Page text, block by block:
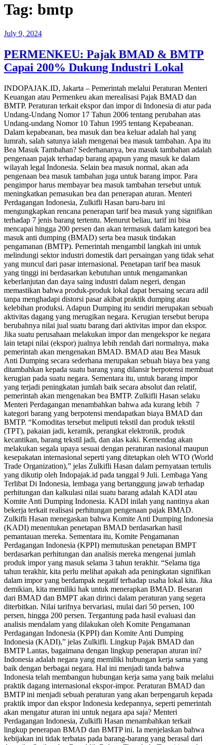
Tag: bmtp
July 9, 2024
PERMENKEU: Pajak BMAD & BMTP
Capai 200% Dukung Industri Lokal
INDOPAJAK.ID, Jakarta – Pemerintah melalui Peraturan Menteri
Keuangan atau Permenkeu akan merealisasi Pajak BMAD dan
BMTP. Peraturan terkait ekspor dan impor di Indonesia di atur pada
Undang-Undang Nomor 17 Tahun 2006 tentang perubahan atas
Undang-undang Nomor 10 Tahun 1995 tentang Kepabeanan.
Dalam kepabeanan, bea masuk dan bea keluar adalah hal yang
lumrah, salah satunya ialah mengenai bea masuk tambahan. Apa itu
Bea Masuk Tambahan? Sederhananya, bea masuk tambahan adalah
pengenaan pajak terhadap barang apapun yang masuk ke dalam
wilayah legal Indonesia. Selain bea masuk normal, akan ada
pengenaan bea masuk tambahan juga untuk barang impor. Para
pengimpor harus membayar bea masuk tambahan tersebut untuk
meningkatkan pemasukan bea dan penerapan aturan. Menteri
Perdagangan Indonesia, Zulkifli Hasan baru-baru ini
mengungkapkan rencana penerapan tarif bea masuk yang signifikan
terhadap 7 jenis barang tertentu. Menurut beliau, tarif ini bisa
mencapai hingga 200 persen dan akan termasuk dalam kategori bea
masuk anti dumping (BMAD) serta bea masuk tindakan
pengamanan (BMTP). Pemerintah mengambil langkah ini untuk
melindungi sektor industri domestik dari persaingan yang tidak sehat
yang muncul dari pasar internasional. Penetapan tarif bea masuk
yang tinggi ini berdasarkan kebutuhan untuk mengamankan
keberlanjutan dan daya saing industri dalam negeri, dengan
memastikan bahwa produk-produk lokal dapat bersaing secara adil
tanpa menghadapi distorsi pasar akibat praktik dumping atau
kelebihan produksi. Adapun Dumping itu sendiri merupakan sebuah
aktivitas dagang yang merugikan negara. Kerugian tersebut berupa
berubahnya nilai jual suatu barang dari aktivitas impor dan ekspor.
Jika suatu perusahaan melakukan impor dan mengekspor ke negara
lain tetapi nilai (ekspor) jualnya lebih rendah dari normalnya, maka
pemerintah akan mengenakan BMAD. BMAD atau Bea Masuk
Anti Dumping secara sederhana merupakan sebuah biaya bea yang
ditambahkan kepada suatu barang yang dilansir berpotensi membuat
kerugian pada suatu negara. Sementara itu, untuk barang impor
yang terjadi peningkatan jumlah baik secara absolut dan relatif,
pemerintah akan mengenakan bea BMTP. Zulkifli Hasan selaku
Menteri Perdagangan menambahkan bahwa ada kurang lebih 7
kategori barang yang berpotensi mendapatkan biaya BMAD dan
BMTP. “Komoditas tersebut meliputi tekstil dan produk tekstil
(TPT), pakaian jadi, keramik, perangkat elektronik, produk
kecantikan, barang tekstil jadi, dan alas kaki. Kemendag akan
melakukan segala upaya sesuai dengan peraturan nasional maupun
kesepakatan internasional seperti yang ditetapkan oleh WTO (World
Trade Organization),” jelas Zulkifli Hasan dalam pernyataan tertulis
yang dikutip oleh Indopajak.id pada tanggal 9 Juli. Lembaga Yang
Terlibat Di Indonesia, lembaga yang bertanggung jawab terhadap
perhitungan dan kalkulasi nilai suatu barang adalah KADI atau
Komite Anti Dumping Indonesia. KADI inilah yang nantinya akan
bekerja terkait realisasi perhitungan pengenaan pajak BMAD.
Zulkifli Hasan menegaskan bahwa Komite Anti Dumping Indonesia
(KADI) menentukan penetapan BMAD berdasarkan hasil
pemantauan mereka. Sementara itu, Komite Pengamanan
Perdagangan Indonesia (KPPI) memutuskan penetapan BMPT
berdasarkan perhitungan dan analisis mereka mengenai jumlah
produk impor yang masuk selama 3 tahun terakhir. “Selama tiga
tahun terakhir, kita perlu melihat apakah ada peningkatan signifikan
dalam impor yang berdampak negatif terhadap usaha lokal kita. Jika
demikian, kita memiliki hak untuk menerapkan BMAD. Besaran
dari BMAD dan BMPT akan dirinci dalam peraturan yang segera
diterbitkan. Nilai tarifnya bervariasi, mulai dari 50 persen, 100
persen, hingga 200 persen. Tergantung pada hasil evaluasi dan
analisis mendalam yang dilakukan oleh Komite Pengamanan
Perdagangan Indonesia (KPPI) dan Komite Anti Dumping
Indonesia (KADI),” jelas Zulkifli. Lingkup Pajak BMAD dan
BMTP Lantas, bagaimana dengan lingkup penerapan aturan ini?
Indonesia adalah negara yang memiliki hubungan kerja sama yang
baik dengan berbagai negara. Hal ini menjadi tanda bahwa
Indonesia telah membangun hubungan kerja sama yang baik melalui
praktik dagang internasional ekspor-impor. Peraturan BMAD dan
BMTP ini menjadi sebuah peraturan yang akan berpengaruh kepada
praktik impor dan ekspor Indonesia kedepannya, seperti pemerintah
akan mengatur aturan ini untuk negara apa saja? Menteri
Perdagangan Indonesia, Zulkifli Hasan menambahkan terkait
lingkup penerapan BMAD dan BMTP ini. Ia menjelaskan bahwa
kebijakan ini tidak terbatas pada barang-barang yang berasal dari